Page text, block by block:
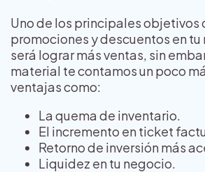
Uno de los principales objetivos
promociones y descuentos en
será lograr más ventas, sin
material te contamos un poco
ventajas como:
La quema de inventario.
El incremento en ticket
Retorno de inversión más
Liquidez en tu negocio.